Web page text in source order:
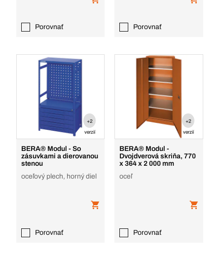
Porovnať Porovnať
+2
verzií
BERA® Modul - So
zásuvkami a dierovanou
stenou
oceľový plech, horný diel
Porovnať
+2
verzií
BERA® Modul -
Dvojdverová skriňa, 770
x 364 x 2 000 mm
oceľ
Porovnať